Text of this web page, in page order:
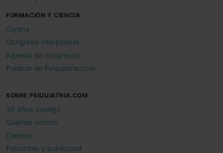
FORMACIÓN Y CIENCIA
Cursos
Congreso Interpsiquis
Agenda de congresos
Publicar en Psiquiatria.com
SOBRE PSIQUIATRIA.COM
30 años contigo
Quiénes somos
Clientes
Patrocinio y publicidad